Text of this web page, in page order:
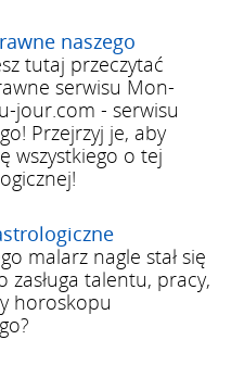
naszego
tutaj przeczytać
serwisu Mon-
jour.com - serwisu
Przejrzyj je, aby
wszystkiego o tej
malarz nagle stał się
zasługa talentu, pracy,
horoskopu